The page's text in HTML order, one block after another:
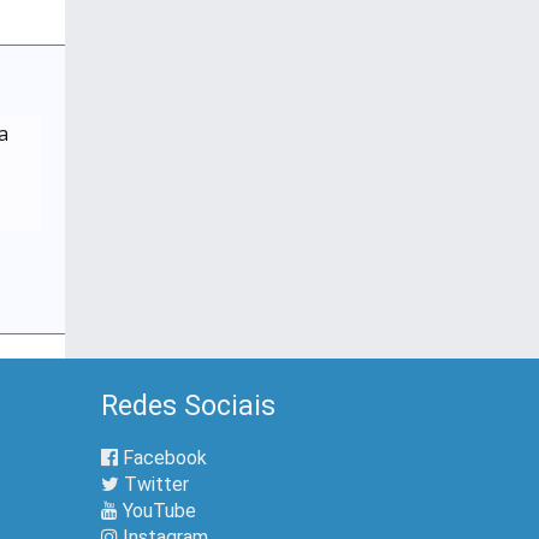
Redes Sociais
Facebook
Twitter
YouTube